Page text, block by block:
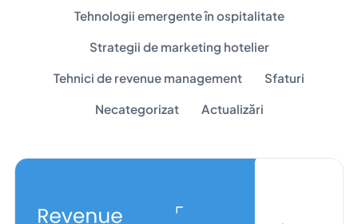
Tehnologii emergente în ospitalitate
Strategii de marketing hotelier
Tehnici de revenue management Sfaturi
Necategorizat Actualizări